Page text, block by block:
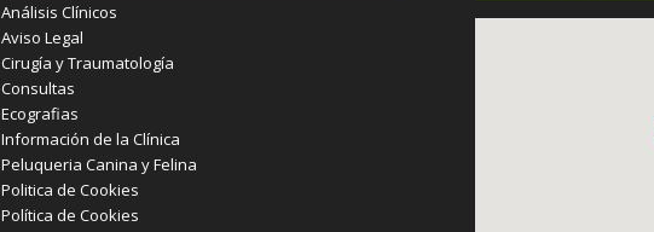
Análisis Clínicos
Aviso Legal
Cirugía y Traumatología
Consultas
Ecografias
Información de la Clínica
Peluqueria Canina y Felina
Politica de Cookies
Política de Cookies